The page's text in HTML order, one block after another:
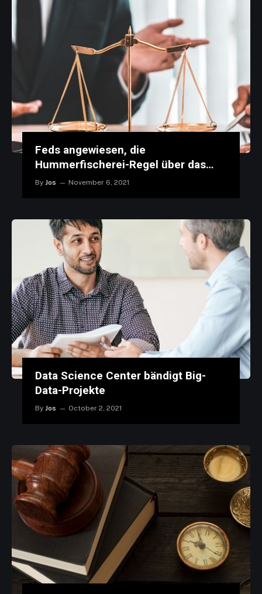
Feds angewiesen, die
Hummerfischerei-Regel über das
Walrisiko zu überarbeiten
By Jos November 6, 2021
Data Science Center bändigt Big-
Data-Projekte
By Jos October 2, 2021